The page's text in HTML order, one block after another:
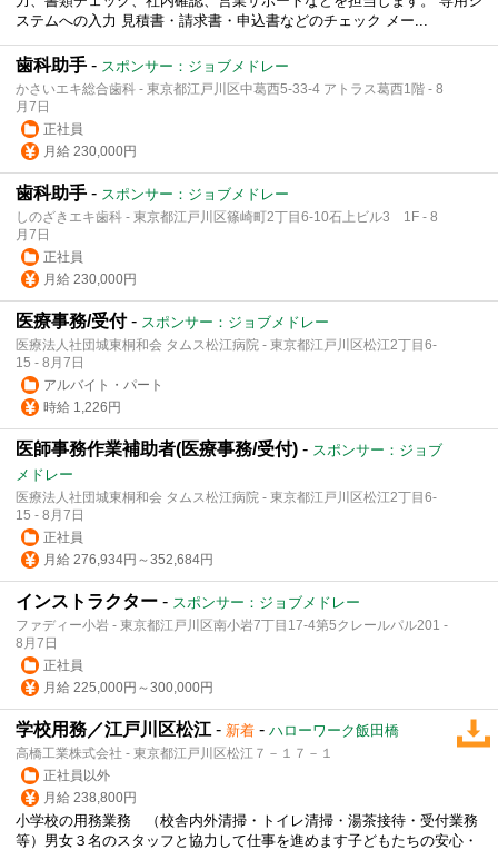
ステムへの入力 見積書・請求書・申込書などのチェック メー...
歯科助手 - スポンサー：ジョブメドレー
かさいエキ総合歯科 - 東京都江戸川区中葛西5-33-4 アトラス葛西1階 - 8
月7日
正社員
月給 230,000円
歯科助手 - スポンサー：ジョブメドレー
しのざきエキ歯科 - 東京都江戸川区篠崎町2丁目6-10石上ビル3 1F - 8
月7日
正社員
月給 230,000円
医療事務/受付- スポンサー：ジョブメドレー
医療法人社団城東桐和会 タムス松江病院 - 東京都江戸川区松江2丁目6-
15 - 8月7日
アルバイト・パート
時給 1,226円
医師事務作業補助者(医療事務/受付) - スポンサー：ジョブ
メドレー
医療法人社団城東桐和会 タムス松江病院 - 東京都江戸川区松江2丁目6-
15 - 8月7日
正社員
月給 276,934円～352,684円
インストラクター - スポンサー：ジョブメドレー
ファディー小岩 - 東京都江戸川区南小岩7丁目17-4第5クレールパル201 -
8月7日
正社員
月給 225,000円～300,000円
学校用務／江戸川区松江 - 新着 - ハローワーク飯田橋
高橋工業株式会社 - 東京都江戸川区松江７－１７－１
正社員以外
月給 238,800円
小学校の用務業務 （校舎内外清掃・トイレ清掃・湯茶接待・ 受付業務
等）男女３名のスタッフと協力して仕事を進めます子どもたちの安心・